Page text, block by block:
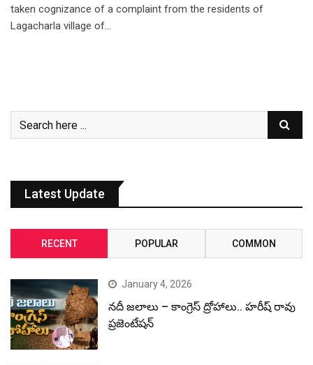
taken cognizance of a complaint from the residents of
Lagacharla village of…
Latest Update
RECENT POPULAR COMMON
January 4, 2026
నదీ జలాలు – కాంగ్రెస్ ద్రోహాలు.. హరీష్ రావు
ప్రజెంటేషన్